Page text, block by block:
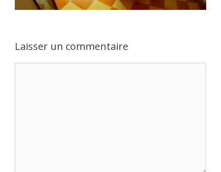
Laisser un commentaire